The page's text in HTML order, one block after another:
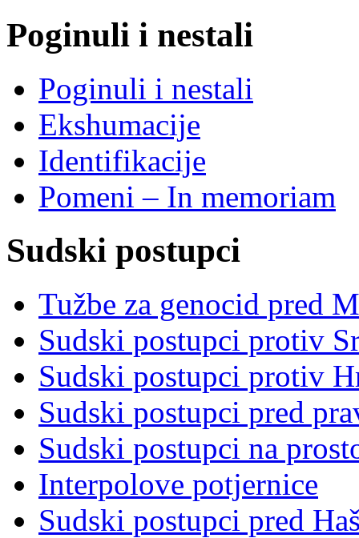
Poginuli i nestali
Poginuli i nestali
Ekshumacije
Identifikacije
Pomeni – In memoriam
Sudski postupci
Tužbe za genocid pred
Sudski postupci protiv
Sudski postupci protiv
Sudski postupci pred
Sudski postupci na
Interpolove potjernice
Sudski postupci pred